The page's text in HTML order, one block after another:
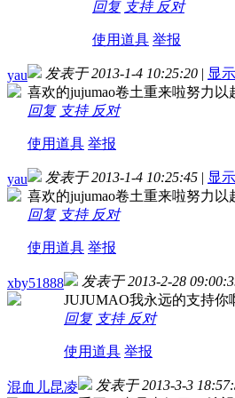
回复 支持 反对
使用道具 举报
yau 发表于 2013-1-4 10:25:20 | 显
喜欢的jujumao卷土重来啦努力以
回复 支持 反对
使用道具 举报
yau 发表于 2013-1-4 10:25:45 | 显
喜欢的jujumao卷土重来啦努力以
回复 支持 反对
使用道具 举报
xby51888 发表于 2013-2-28
JUJUMAO我永远的支持你
回复 支持 反对
使用道具 举报
混血儿昆凌 发表于 2013-3-3